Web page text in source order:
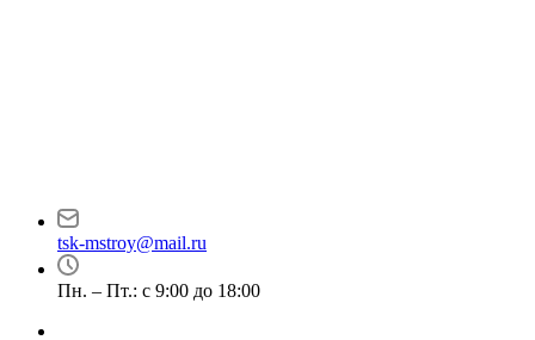
tsk-mstroy@mail.ru
Пн. – Пт.: с 9:00 до 18:00